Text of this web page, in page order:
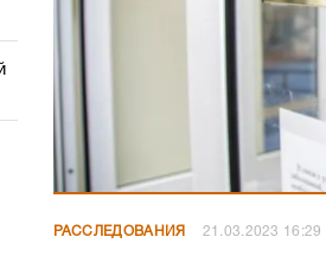
РАССЛЕДОВАНИЯ 21.03.2023 16:29